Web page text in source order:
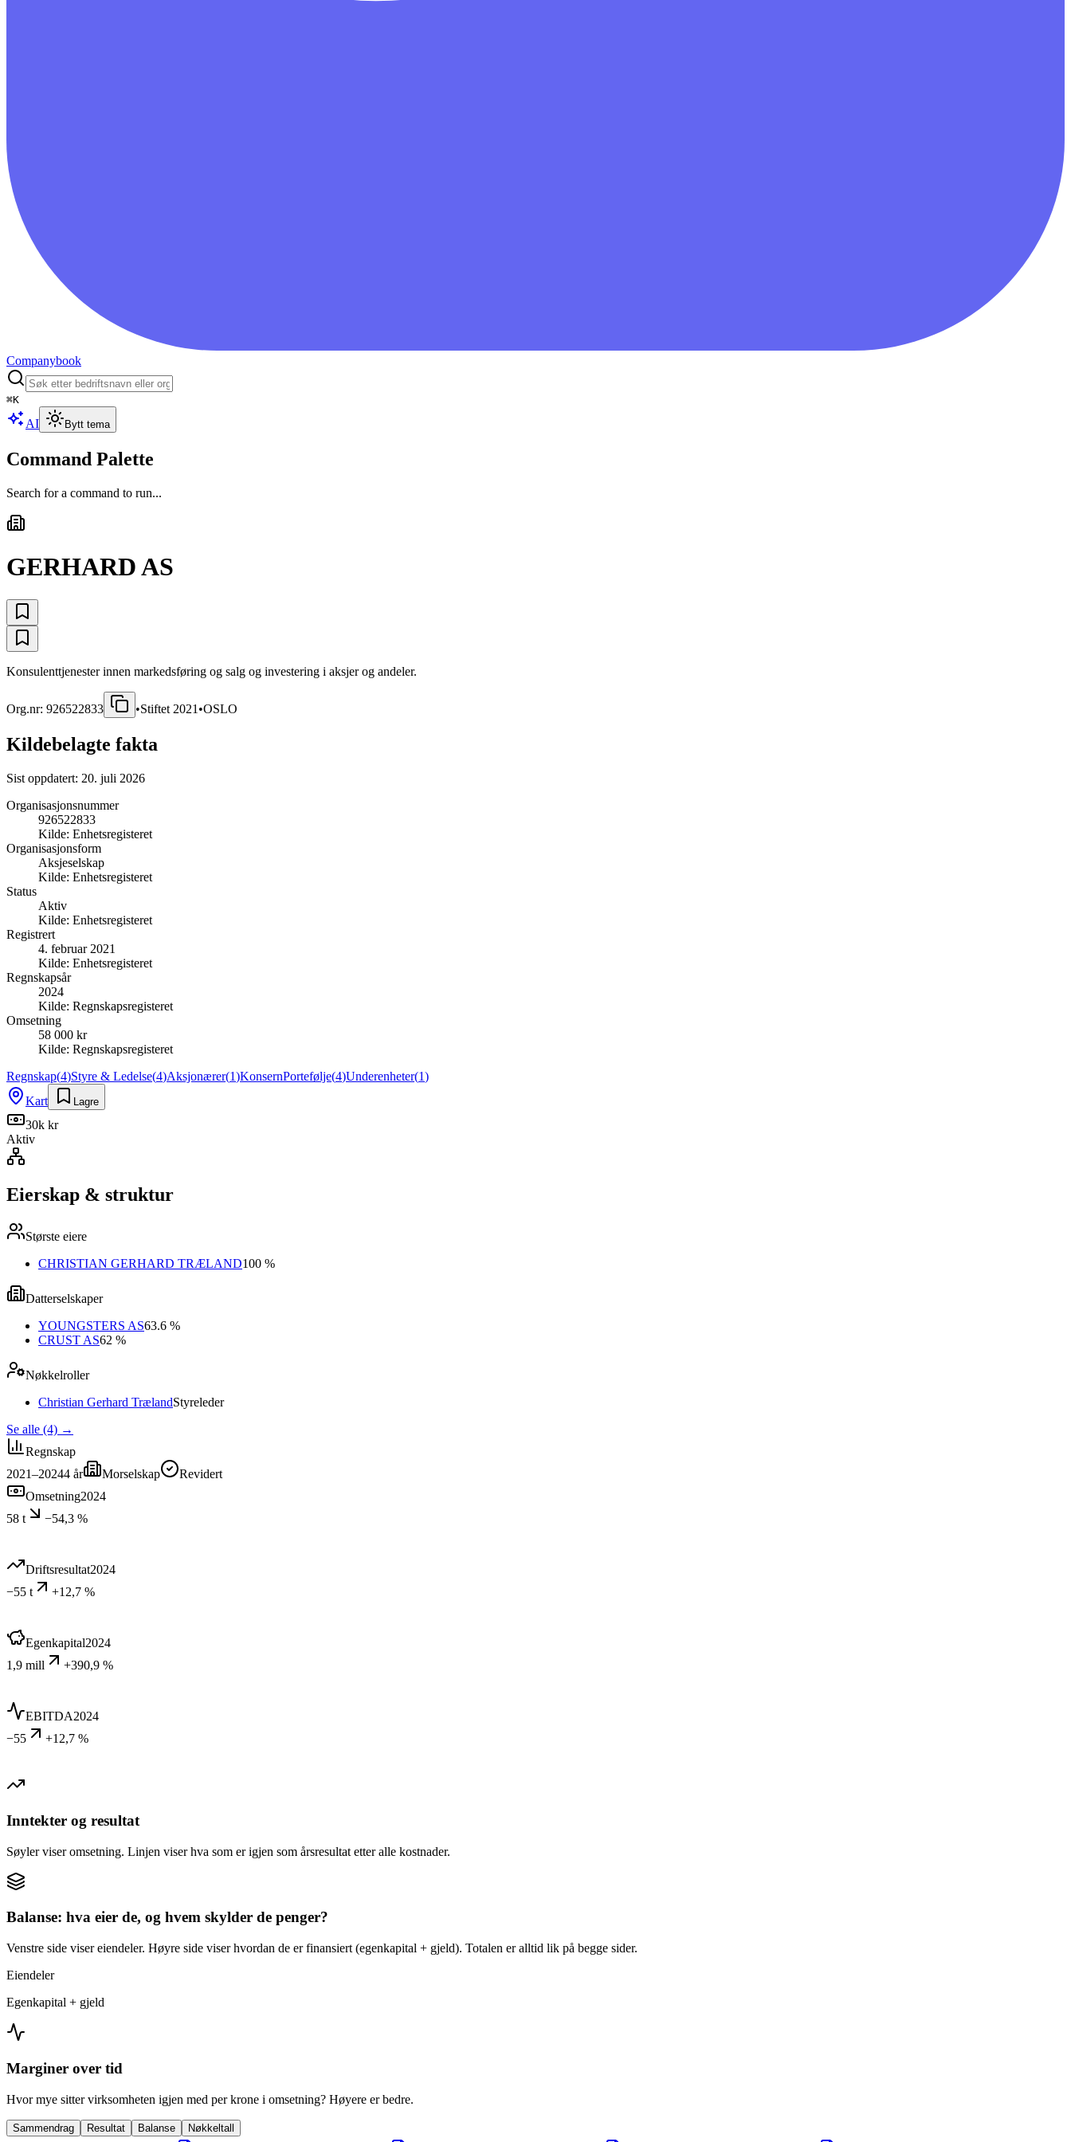
Companybook
⌘K
AI Bytt tema
Command Palette
Search for a command to run...
GERHARD AS
Konsulenttjenester innen markedsføring og salg og investering i aksjer og andeler.
Org.nr: 926522833 •Stiftet 2021 •OSLO
Kildebelagte fakta
Sist oppdatert: 20. juli 2026
Organisasjonsnummer
926522833
Kilde: Enhetsregisteret
Organisasjonsform
Aksjeselskap
Kilde: Enhetsregisteret
Status
Aktiv
Kilde: Enhetsregisteret
Registrert
4. februar 2021
Kilde: Enhetsregisteret
Regnskapsår
2024
Kilde: Regnskapsregisteret
Omsetning
58 000 kr
Kilde: Regnskapsregisteret
Regnskap(4)Styre & Ledelse(4)Aksjonærer(1)KonsernPortefølje(4)Underenheter(1)
Kart
Lagre
30k kr
Aktiv
Eierskap & struktur
Største eiere
CHRISTIAN GERHARD TRÆLAND100 %
Datterselskaper
YOUNGSTERS AS63.6 %
CRUST AS62 %
Nøkkelroller
Christian Gerhard TrælandStyreleder
Se alle (4) →
Regnskap
2021–20244 år Morselskap
Revidert
Omsetning2024
58 t
−54,3 %
Driftsresultat2024
−55 t
+12,7 %
Egenkapital2024
1,9 mill
+390,9 %
EBITDA2024
−55
+12,7 %
Inntekter og resultat
Søyler viser omsetning. Linjen viser hva som er igjen som årsresultat etter alle kostnader.
Balanse: hva eier de, og hvem skylder de penger?
Venstre side viser eiendeler. Høyre side viser hvordan de er finansiert (egenkapital + gjeld). Totalen er alltid lik på begge sider.
Eiendeler
Egenkapital + gjeld
Marginer over tid
Hvor mye sitter virksomheten igjen med per krone i omsetning? Høyere er bedre.
Sammendrag Resultat Balanse Nøkkeltall